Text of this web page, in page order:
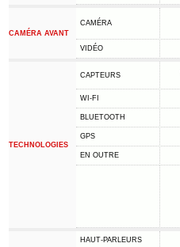
CAMÉRA AVANT
CAMÉRA
VIDÉO
TECHNOLOGIES
CAPTEURS
WI-FI
BLUETOOTH
GPS
EN OUTRE
HAUT-PARLEURS